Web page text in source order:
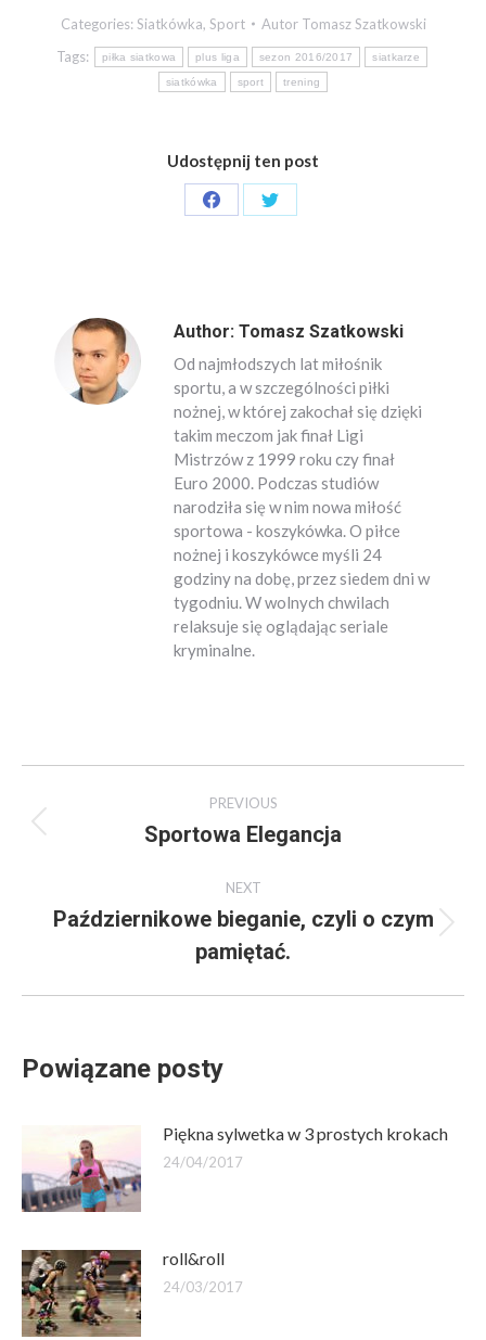
Categories: Siatkówka, Sport Autor Tomasz Szatkowski
Tags:
piłka siatkowa plus liga sezon 2016/2017 siatkarze
siatkówka sport trening
Udostępnij ten post
Share
Share
Author: Tomasz Szatkowski
Od najmłodszych lat miłośnik
sportu, a w szczególności piłki
nożnej, w której zakochał się dzięki
takim meczom jak finał Ligi
Mistrzów z 1999 roku czy finał
Euro 2000. Podczas studiów
narodziła się w nim nowa miłość
sportowa - koszykówka. O piłce
nożnej i koszykówce myśli 24
godziny na dobę, przez siedem dni w
tygodniu. W wolnych chwilach
relaksuje się oglądając seriale
kryminalne.
navigation
PREVIOUS
Previous
Sportowa Elegancja
NEXT
Next
post:
Październikowe bieganie, czyli o czym
pamiętać.
Powiązane posty
Piękna sylwetka w 3 prostych krokach
24/04/2017
roll&roll
24/03/2017